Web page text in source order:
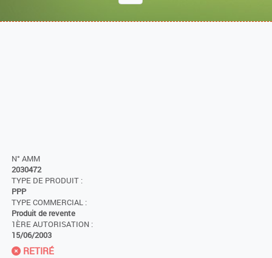
N° AMM
2030472
TYPE DE PRODUIT :
PPP
TYPE COMMERCIAL :
Produit de revente
1ÈRE AUTORISATION :
15/06/2003
RETIRÉ